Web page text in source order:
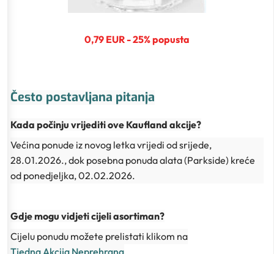
0,79 EUR - 25% popusta
Često postavljana pitanja
Kada počinju vrijediti ove Kaufland akcije?
Većina ponude iz novog letka vrijedi od srijede,
28.01.2026., dok posebna ponuda alata (Parkside) kreće
od ponedjeljka, 02.02.2026.
Gdje mogu vidjeti cijeli asortiman?
Cijelu ponudu možete prelistati klikom na
Tjedna Akcija Neprehrana